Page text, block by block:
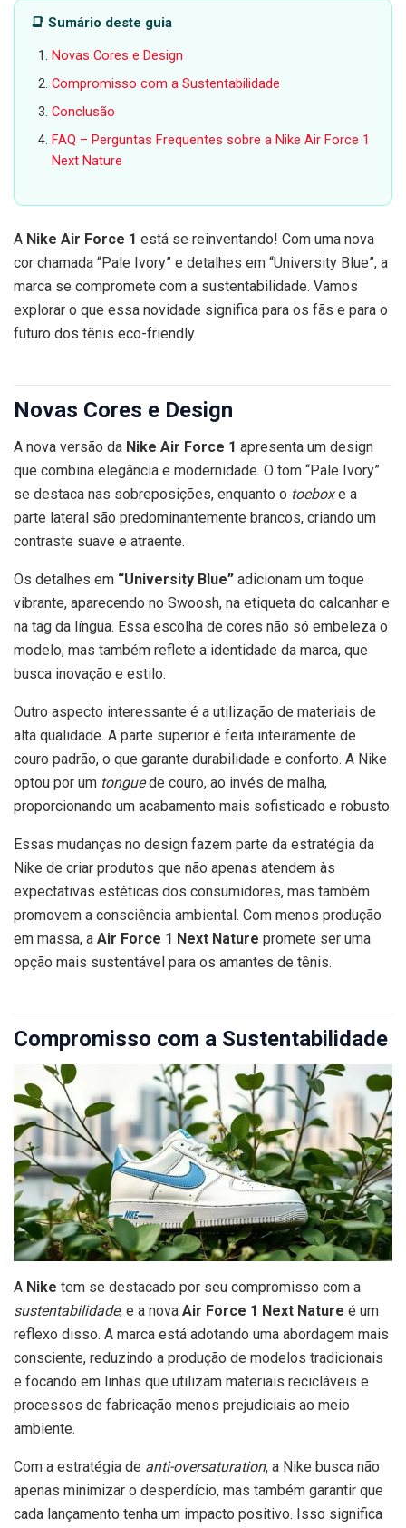
📑 Sumário deste guia
Novas Cores e Design
Compromisso com a Sustentabilidade
Conclusão
FAQ – Perguntas Frequentes sobre a Nike Air Force 1
Next Nature
A Nike Air Force 1 está se reinventando! Com uma nova
cor chamada “Pale Ivory” e detalhes em “University Blue”, a
marca se compromete com a sustentabilidade. Vamos
explorar o que essa novidade significa para os fãs e para o
futuro dos tênis eco-friendly.
Novas Cores e Design
A nova versão da Nike Air Force 1 apresenta um design
que combina elegância e modernidade. O tom “Pale Ivory”
se destaca nas sobreposições, enquanto o toeboxe a
parte lateral são predominantemente brancos, criando um
contraste suave e atraente.
Os detalhes em “University Blue” adicionam um toque
vibrante, aparecendo no Swoosh, na etiqueta do calcanhar e
na tag da língua. Essa escolha de cores não só embeleza o
modelo, mas também reflete a identidade da marca, que
busca inovação e estilo.
Outro aspecto interessante é a utilização de materiais de
alta qualidade. A parte superior é feita inteiramente de
couro padrão, o que garante durabilidade e conforto. A Nike
optou por um tonguede couro, ao invés de malha,
proporcionando um acabamento mais sofisticado e robusto.
Essas mudanças no design fazem parte da estratégia da
Nike de criar produtos que não apenas atendem às
expectativas estéticas dos consumidores, mas também
promovem a consciência ambiental. Com menos produção
em massa, a Air Force 1 Next Nature promete ser uma
opção mais sustentável para os amantes de tênis.
Compromisso com a Sustentabilidade
A Nike tem se destacado por seu compromisso com a
sustentabilidade, e a nova Air Force 1 Next Nature é um
reflexo disso. A marca está adotando uma abordagem mais
consciente, reduzindo a produção de modelos tradicionais
e focando em linhas que utilizam materiais recicláveis e
processos de fabricação menos prejudiciais ao meio
ambiente.
Com a estratégia de anti-oversaturation, a Nike busca não
apenas minimizar o desperdício, mas também garantir que
cada lançamento tenha um impacto positivo. Isso significa